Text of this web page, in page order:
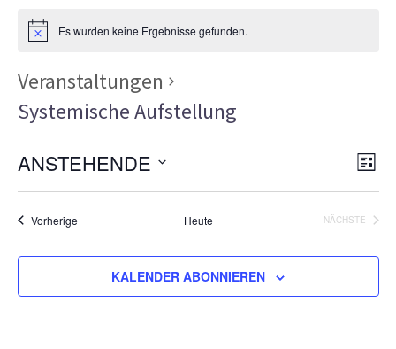
Es wurden keine Ergebnisse gefunden.
Veranstaltungen
Systemische Aufstellung
LISTE
ANSTEHENDE
Datum
wählen.
VorherigeVeranstaltungen Heute
NÄCHSTE
KALENDER ABONNIEREN